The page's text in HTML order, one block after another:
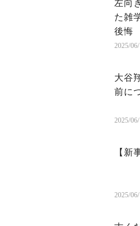
左向
た雑
後悔
2025/06/
大谷
前に
2025/06/
【
2025/06/